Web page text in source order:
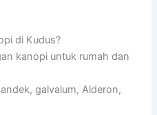
di Kudus?
kanopi untuk rumah dan
galvalum, Alderon,